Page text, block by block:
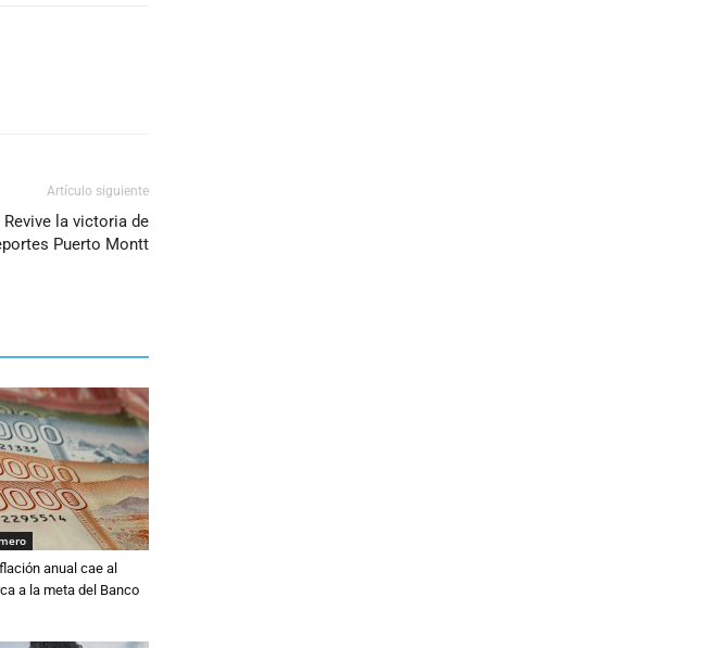
Artículo siguiente
Revive la victoria de
Puerto Montt
anual cae al
a la meta del Banco